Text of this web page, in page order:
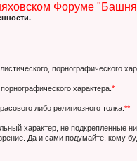
Форуме
порнографического
характера.*
либо религиозного толка.**
характер, не подкрепленные
Да и сами подумайте, кому